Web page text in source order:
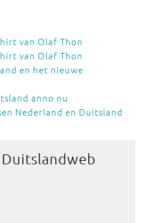
van Olaf Thon
van Olaf Thon
en het nieuwe
anno nu
Nederland en Duitsland